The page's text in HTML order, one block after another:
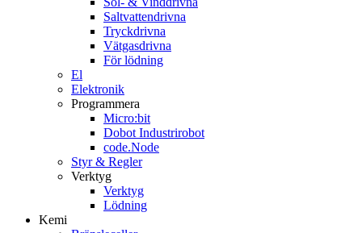
Saltvattendrivna
Tryckdrivna
Vätgasdrivna
För lödning
El
Elektronik
Programmera
Micro:bit
Dobot Industrirobot
code.Node
Styr & Regler
Verktyg
Verktyg
Lödning
Kemi